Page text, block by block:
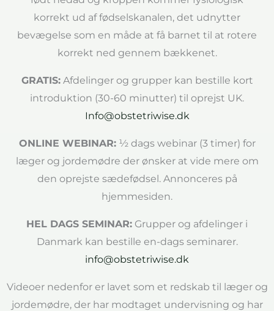
korrekt ud af fødselskanalen, det udnytter
bevægelse som en måde at få barnet til at rotere
korrekt ned gennem bækkenet.
GRATIS:Afdelinger og grupper kan bestille kort
introduktion (30-60 minutter) til oprejst UK.
Info@obstetriwise.dk
ONLINE WEBINAR:½ dags webinar (3 timer) for
læger og jordemødre der ønsker at vide mere om
den oprejste sædefødsel. Annonceres på
hjemmesiden.
HEL DAGS SEMINAR: Grupper og afdelinger i
Danmark kan bestille en-dags seminarer.
info@obstetriwise.dk
Videoer nedenfor er lavet som et redskab til læger og
jordemødre, der har modtaget undervisning og har